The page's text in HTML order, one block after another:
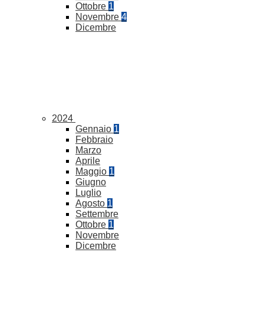
Ottobre 1
Novembre 4
Dicembre
2024
Gennaio 1
Febbraio
Marzo
Aprile
Maggio 1
Giugno
Luglio
Agosto 1
Settembre
Ottobre 1
Novembre
Dicembre